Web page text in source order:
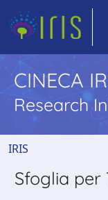
CINECA
Research
IRIS
Sfoglia per